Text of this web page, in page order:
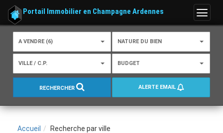
Menu
Portail Immobilier en Champagne Ardennes
A VENDRE (6) NATURE DU BIEN
VILLE / C.P. BUDGET
RECHERCHER ALERTE EMAIL
Accueil Recherche par ville